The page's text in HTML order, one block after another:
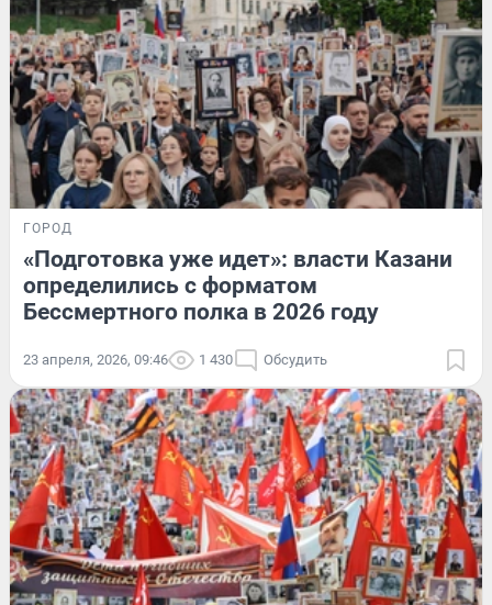
ГОРОД
«Подготовка уже идет»: власти Казани
определились с форматом
Бессмертного полка в 2026 году
23 апреля, 2026, 09:46 1 430 Обсудить